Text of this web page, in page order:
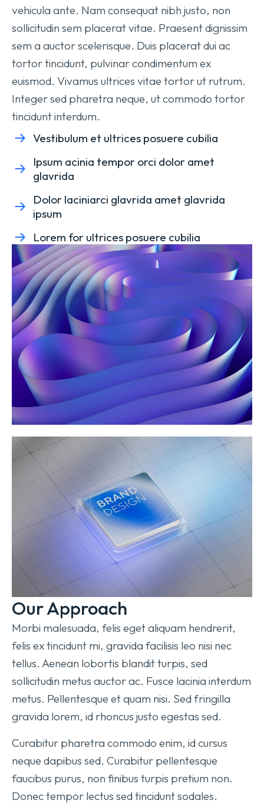
vehicula ante. Nam consequat nibh justo, non
sollicitudin sem placerat vitae. Praesent dignissim
sem a auctor scelerisque. Duis placerat dui ac
tortor tincidunt, pulvinar condimentum ex
euismod. Vivamus ultrices vitae tortor ut rutrum.
Integer sed pharetra neque, ut commodo tortor
tincidunt interdum.
Vestibulum et ultrices posuere cubilia
Ipsum acinia tempor orci dolor amet
glavrida
Dolor laciniarci glavrida amet glavrida
ipsum
Lorem for ultrices posuere cubilia
Our Approach
Morbi malesuada, felis eget aliquam hendrerit,
felis ex tincidunt mi, gravida facilisis leo nisi nec
tellus. Aenean lobortis blandit turpis, sed
sollicitudin metus auctor ac. Fusce lacinia interdum
metus. Pellentesque et quam nisi. Sed fringilla
gravida lorem, id rhoncus justo egestas sed.
Curabitur pharetra commodo enim, id cursus
neque dapibus sed. Curabitur pellentesque
faucibus purus, non finibus turpis pretium non.
Donec tempor lectus sed tincidunt sodales.